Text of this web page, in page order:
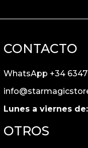
CONTACTO
WhatsApp +34
Lunes a viernes de:
OTROS